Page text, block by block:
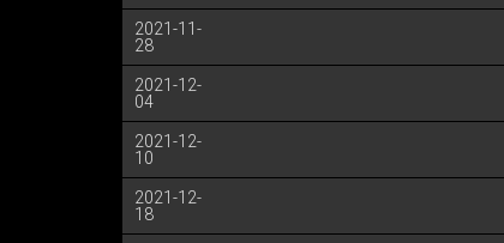
2021-11-
28
2021-12-
04
2021-12-
10
2021-12-
18